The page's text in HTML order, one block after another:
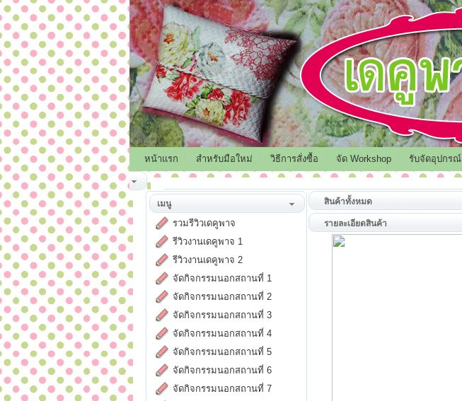
หน้าแรก สำหรับมือใหม่ วิธีการสั่งซื้อ จัด Workshop รับจัดอุปกรณ์
เมนู
รวมรีวิวเดคูพาจ
รีวิวงานเดคูพาจ 1
รีวิวงานเดคูพาจ 2
จัดกิจกรรมนอกสถานที่ 1
จัดกิจกรรมนอกสถานที่ 2
จัดกิจกรรมนอกสถานที่ 3
จัดกิจกรรมนอกสถานที่ 4
จัดกิจกรรมนอกสถานที่ 5
จัดกิจกรรมนอกสถานที่ 6
จัดกิจกรรมนอกสถานที่ 7
สินค้าทั้งหมด
รายละเอียดสินค้า